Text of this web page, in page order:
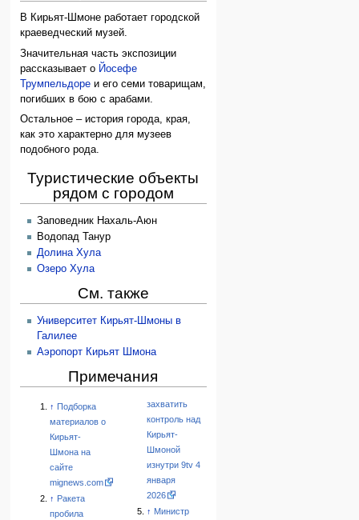
В Кирьят-Шмоне работает городской
краеведческий музей.
Значительная часть экспозиции
рассказывает о Йосефе
Трумпельдоре и его семи товарищам,
погибших в бою с арабами.
Остальное – история города, края,
как это характерно для музеев
подобного рода.
Туристические объекты
рядом с городом
Заповедник Нахаль-Аюн
Водопад Танур
Долина Хула
Озеро Хула
См. также
Университет Кирьят-Шмоны в
Галилее
Аэропорт Кирьят Шмона
Примечания
↑ Подборка
материалов о
Кирьят-
Шмона на
сайте
mignews.com
↑ Ракета
пробила
захватить
контроль над
Кирьят-
Шмоной
изнутри 9tv 4
января
2026
↑ Министр